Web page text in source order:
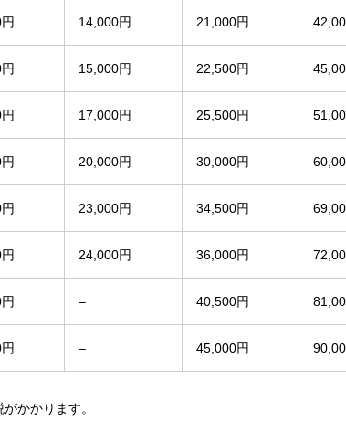
14,000円 21,000円
15,000円 22,500円
17,000円 25,500円
20,000円 30,000円
23,000円 34,500円
24,000円 36,000円
– 40,500円
– 45,000円
かかります。